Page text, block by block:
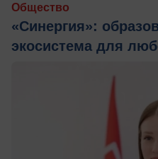
Общество
«Синергия»:
экосистема для